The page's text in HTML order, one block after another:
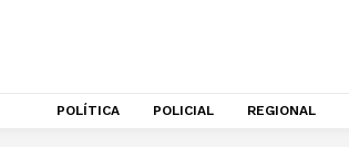
POLÍTICA POLICIAL REGIONAL